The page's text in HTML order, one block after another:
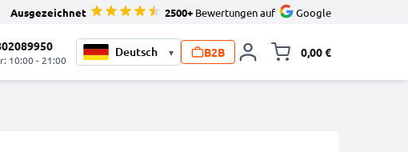
Ausgezeichnet 2500+ Bewertungen auf Google
10:00 - 21:00
▾ B2B 0,00 €